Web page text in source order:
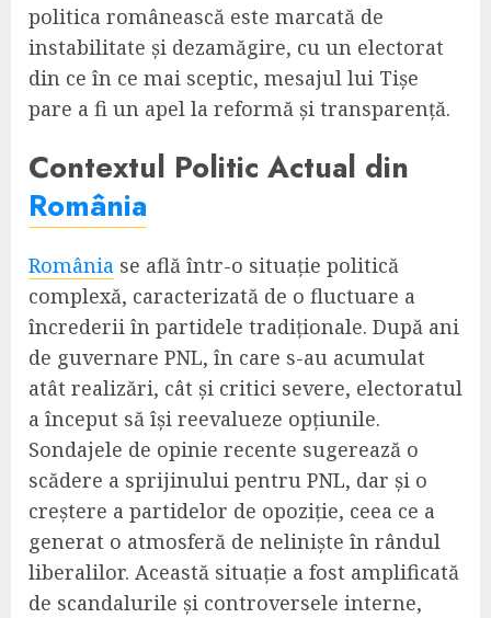
politica românească este marcată de
instabilitate și dezamăgire, cu un electorat
din ce în ce mai sceptic, mesajul lui Tișe
pare a fi un apel la reformă și transparență.
Contextul Politic Actual din
România
România se află într-o situație politică
complexă, caracterizată de o fluctuare a
încrederii în partidele tradiționale. După ani
de guvernare PNL, în care s-au acumulat
atât realizări, cât și critici severe, electoratul
a început să își reevalueze opțiunile.
Sondajele de opinie recente sugerează o
scădere a sprijinului pentru PNL, dar și o
creștere a partidelor de opoziție, ceea ce a
generat o atmosferă de neliniște în rândul
liberalilor. Această situație a fost amplificată
de scandalurile și controversele interne,